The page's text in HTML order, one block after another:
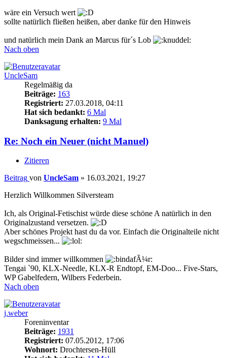
wäre ein Versuch wert
sollte natürlich fließen heißen, aber danke für den Hinweis
und natürlich mein Dank an Marcus für´s Lob
Nach oben
UncleSam
Regelmäßig da
Beiträge: 163
Registriert: 27.03.2018, 04:11
Hat sich bedankt: 6 Mal
Danksagung erhalten: 9 Mal
Re: Noch ein Neuer (nicht Manuel)
Zitieren
Beitrag von UncleSam » 16.03.2021, 19:27
Herzlich Willkommen Silversteam
Ich, als Original-Fetischist würde diese schöne A natürlich in den
Originalzustand versetzen.
Aber schönes Projekt hast du da vor. Einfach die Originalteile nicht
wegschmeissen...
Bilder sind immer willkommen
Tengai `90, KLX-Needle, KLX-R Endtopf, EM-Doo... Five-Stars,
WP Gabelfedern, Wilbers Federbein.
Nach oben
j.weber
Foreninventar
Beiträge: 1931
Registriert: 07.05.2012, 17:06
Wohnort: Drochtersen-Hüll